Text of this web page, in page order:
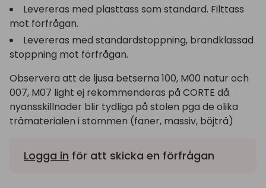
Levereras med plasttass som standard. Filttass
mot förfrågan.
Levereras med standardstoppning, brandklassad
stoppning mot förfrågan.
Observera att de ljusa betserna 100, M00 natur och
007, M07 light ej rekommenderas på CORTE då
nyansskillnader blir tydliga på stolen pga de olika
trämaterialen i stommen (faner, massiv, böjträ)
Logga in för att skicka en förfrågan